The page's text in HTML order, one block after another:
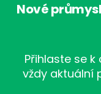
Nové
Přihlaste se
vždy aktuální